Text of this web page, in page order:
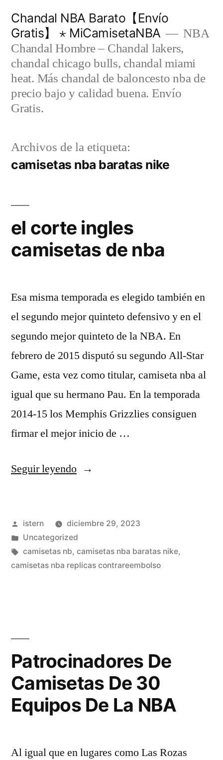
contenido
Chandal NBA Barato【Envío
Gratis】 ⋆ MiCamisetaNBA
NBA
Chandal Hombre – Chandal lakers,
chandal chicago bulls, chandal miami
heat. Más chandal de baloncesto nba de
precio bajo y calidad buena. Envío
Gratis.
Archivos de la etiqueta:
camisetas nba baratas nike
el corte ingles
camisetas de nba
Esa misma temporada es elegido también en
el segundo mejor quinteto defensivo y en el
segundo mejor quinteto de la NBA. En
febrero de 2015 disputó su segundo All-Star
Game, esta vez como titular, camiseta nba al
igual que su hermano Pau. En la temporada
2014-15 los Memphis Grizzlies consiguen
firmar el mejor inicio de …
Seguir leyendo«el
camisetas
de
nba»
Publicado
por
istern
diciembre 29, 2023
Publicado
en
Uncategorized
Etiquetas:
camisetas nb, camisetas nba baratas nike,
camisetas nba replicas contrareembolso
Patrocinadores De
Camisetas De 30
Equipos De La NBA
Al igual que en lugares como Las Rozas